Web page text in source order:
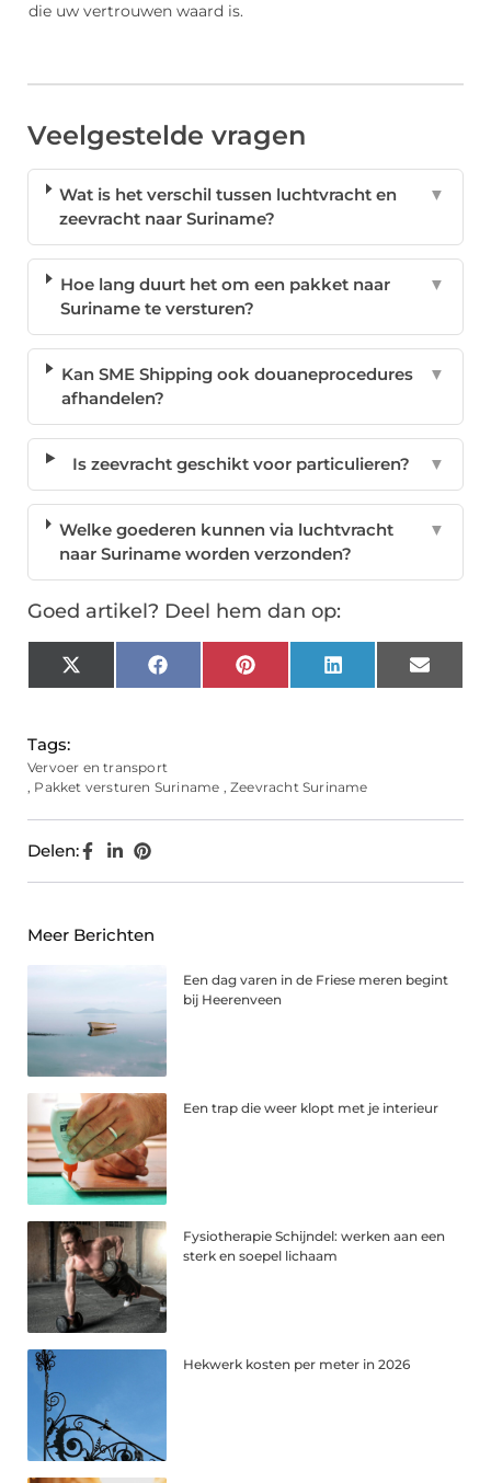
die uw vertrouwen waard is.
Veelgestelde vragen
Wat is het verschil tussen luchtvracht en
zeevracht naar Suriname?
▼
Hoe lang duurt het om een pakket naar
Suriname te versturen?
▼
Kan SME Shipping ook douaneprocedures
afhandelen?
▼
Is zeevracht geschikt voor particulieren? ▼
Welke goederen kunnen via luchtvracht
naar Suriname worden verzonden?
▼
Goed artikel? Deel hem dan op:
X
(Twitter)
FacebookPinterest LinkedIn Email
Tags:
Vervoer en transport
, Pakket versturen Suriname ,Zeevracht Suriname
Delen:
Meer Berichten
Een dag varen in de Friese meren begint
bij Heerenveen
Een trap die weer klopt met je interieur
Fysiotherapie Schijndel: werken aan een
sterk en soepel lichaam
Hekwerk kosten per meter in 2026